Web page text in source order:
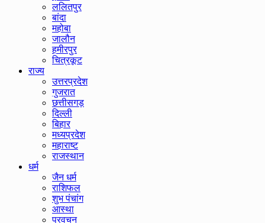
ललितपुर
बांदा
महोबा
जालौन
हमीरपुर
चित्रकूट
राज्य
उत्तरप्रदेश
गुजरात
छत्तीसगड़
दिल्ली
बिहार
मध्यप्रदेश
महाराष्ट
राजस्थान
धर्म
जैन धर्म
राशिफल
शुभ पंचांग
आस्था
प्रवचन